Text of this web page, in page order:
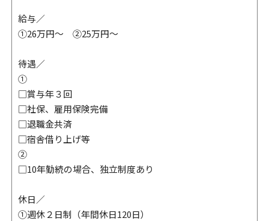
給与／
①26万円～ ②25万円～
待遇／
①
□賞与年３回
□社保、雇用保険完備
□退職金共済
□宿舎借り上げ等
②
□10年勤続の場合、独立制度あり
休日／
①週休２日制（年間休日120日）